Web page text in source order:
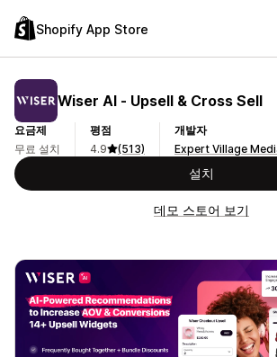
Shopify App Store
Wiser AI ‑ Upsell & Cross Sell
요금제
무료 설치
평점
4.9
(513)
개발자
Expert Village
설치
데모 스토어 보기